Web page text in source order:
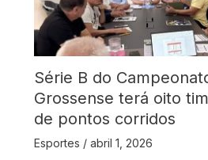
Série B do
Grossense terá oito
de pontos corridos
Esportes / abril 1, 2026